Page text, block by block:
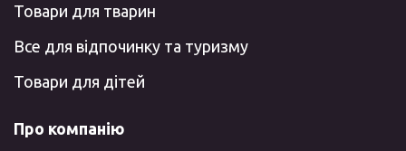
Товари для тварин
Все для відпочинку та туризму
Товари для дітей
Про компанію